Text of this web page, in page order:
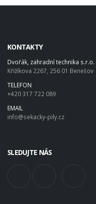
KONTAKTY
Dvořák, zahradní technika s.r.o.
Křižíkova 2267, 256 01 Benešov
TELEFON
+420 317 722 089
EMAIL
info@sekacky-pily.cz
SLEDUJTE NÁS